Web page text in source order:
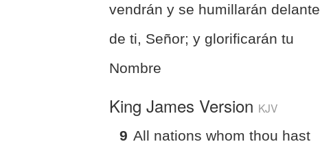
vendrán y se humillarán delante
de ti, Señor; y glorificarán tu
Nombre
King James Version KJV
9 All nations whom thou hast